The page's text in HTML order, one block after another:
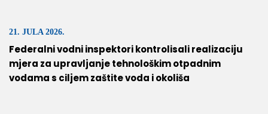
21. JULA 2026.
Federalni vodni inspektori kontrolisali realizaciju
mjera za upravljanje tehnološkim otpadnim
vodama s ciljem zaštite voda i okoliša